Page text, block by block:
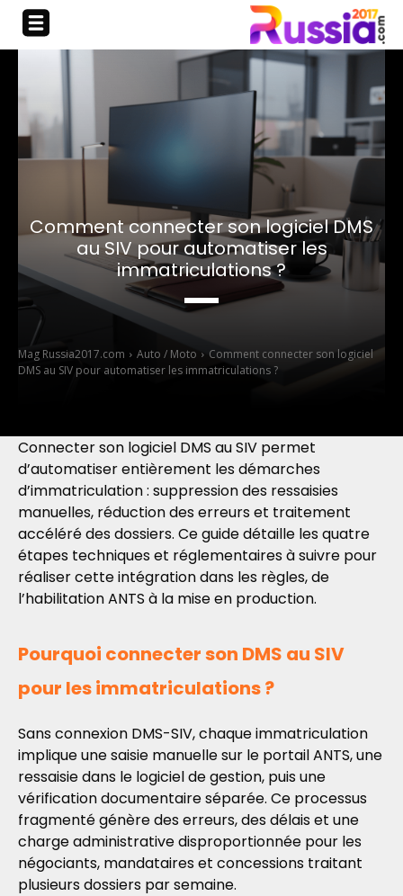
Comment connecter son logiciel DMS
au SIV pour automatiser les
immatriculations ?
Mag Russia2017.com Auto / Moto
Comment connecter son logiciel
DMS au SIV pour automatiser les immatriculations ?
Connecter son logiciel DMS au SIV permet
d’automatiser entièrement les démarches
d’immatriculation : suppression des ressaisies
manuelles, réduction des erreurs et traitement
accéléré des dossiers. Ce guide détaille les quatre
étapes techniques et réglementaires à suivre pour
réaliser cette intégration dans les règles, de
l’habilitation ANTS à la mise en production.
Pourquoi connecter son DMS au SIV
pour les immatriculations ?
Sans connexion DMS-SIV, chaque immatriculation
implique une saisie manuelle sur le portail ANTS, une
ressaisie dans le logiciel de gestion, puis une
vérification documentaire séparée. Ce processus
fragmenté génère des erreurs, des délais et une
charge administrative disproportionnée pour les
négociants, mandataires et concessions traitant
plusieurs dossiers par semaine.